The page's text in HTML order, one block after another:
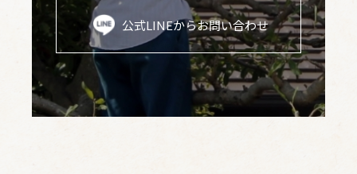
公式LINEからお問い合わせ